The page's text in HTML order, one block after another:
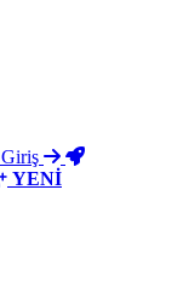
Giriş
YENİ